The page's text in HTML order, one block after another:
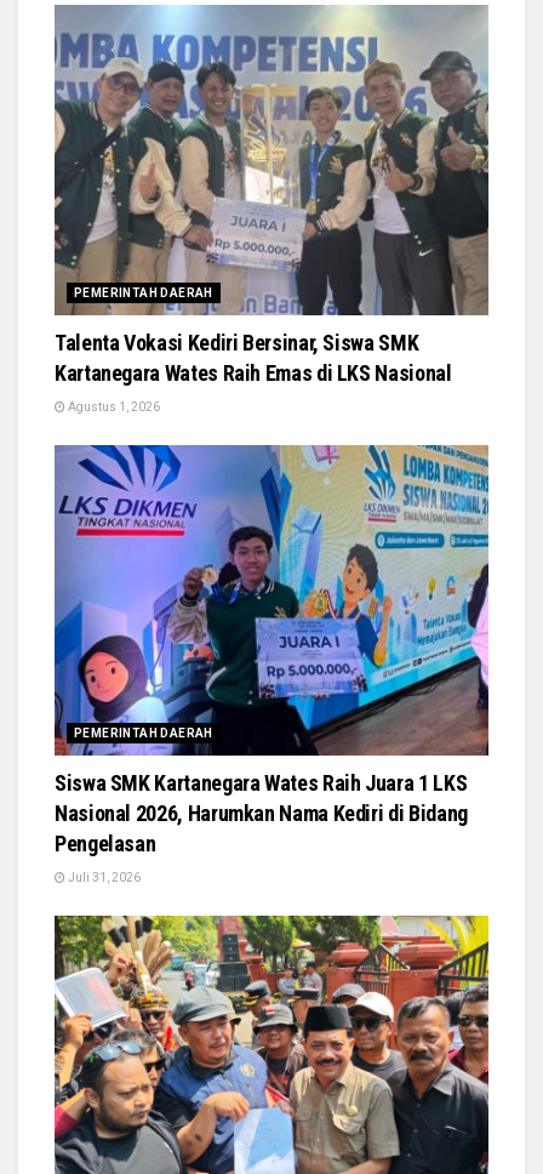
PEMERINTAH DAERAH
Talenta Vokasi Kediri Bersinar, Siswa SMK
Kartanegara Wates Raih Emas di LKS Nasional
Agustus 1, 2026
PEMERINTAH DAERAH
Siswa SMK Kartanegara Wates Raih Juara 1 LKS
Nasional 2026, Harumkan Nama Kediri di Bidang
Pengelasan
Juli 31, 2026